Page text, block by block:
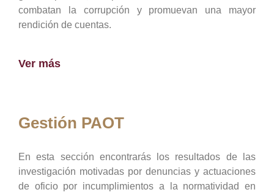
combatan la corrupción y promuevan una mayor
rendición de cuentas.
Ver más
Gestión PAOT
En esta sección encontrarás los resultados de las
investigación motivadas por denuncias y actuaciones
de oficio por incumplimientos a la normatividad en